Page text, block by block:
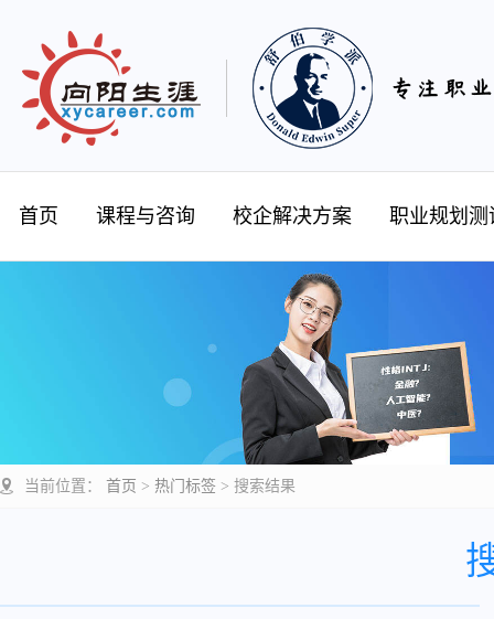
首页 课程与咨询 校企解决方案 职业规划测
当前位置： 首页 > 热门标签 > 搜索结果